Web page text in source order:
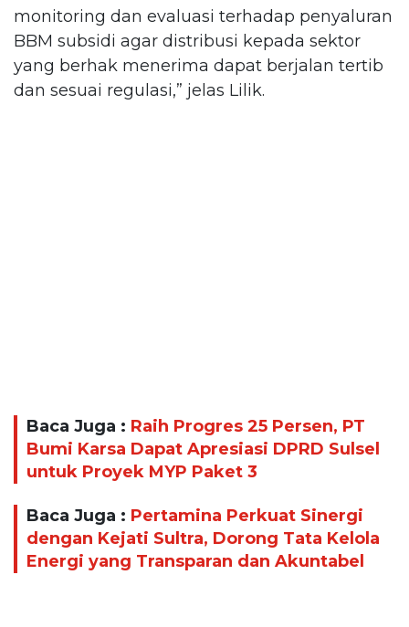
monitoring dan evaluasi terhadap penyaluran
BBM subsidi agar distribusi kepada sektor
yang berhak menerima dapat berjalan tertib
dan sesuai regulasi,” jelas Lilik.
Baca Juga : Raih Progres 25 Persen, PT
Bumi Karsa Dapat Apresiasi DPRD Sulsel
untuk Proyek MYP Paket 3
Baca Juga : Pertamina Perkuat Sinergi
dengan Kejati Sultra, Dorong Tata Kelola
Energi yang Transparan dan Akuntabel